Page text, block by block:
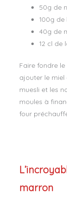
50g de
100g de
40g de
12 cl de
Faire fondre
ajouter le miel
muesli et les
moules à
four préchauffé
marron